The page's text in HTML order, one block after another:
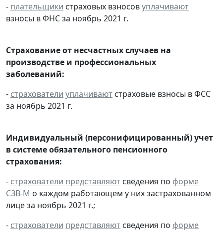
- плательщики страховых взносовуплачивают
взносы в ФНС за ноябрь 2021 г.
Страхование от несчастных случаев на
производстве и профессиональных
заболеваний:
- страхователи уплачивают страховые взносы в ФСС
за ноябрь 2021 г.
Индивидуальный (персонифицированный) учет
в системе обязательного пенсионного
страхования:
- страхователи представляют сведения по форме
СЗВ-М о каждом работающем у них застрахованном
лице за ноябрь 2021 г.;
- страхователи представляют сведения по форме